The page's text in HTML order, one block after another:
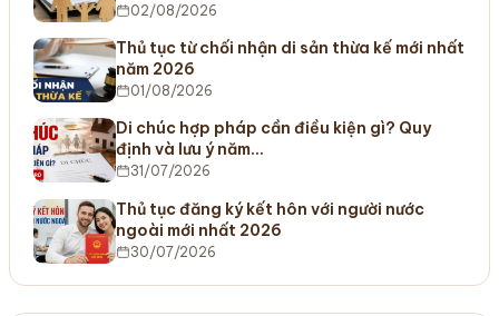
02/08/2026
Thủ tục từ chối nhận di sản thừa kế mới nhất
năm 2026
01/08/2026
Di chúc hợp pháp cần điều kiện gì? Quy
định và lưu ý năm…
31/07/2026
Thủ tục đăng ký kết hôn với người nước
ngoài mới nhất 2026
30/07/2026